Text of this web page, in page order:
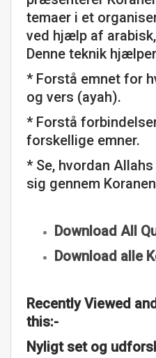
temaer i et
ved hjælp af
Denne teknik
* Forstå emnet for
og vers (ayah).
* Forstå
forskellige emner.
* Se, hvordan
sig gennem
Download All
Download alle
Recently Viewed
this:-
Nyligt set og